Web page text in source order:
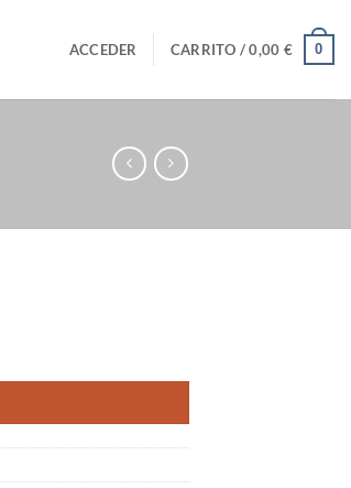
ACCEDER CARRITO /0,00 € 0